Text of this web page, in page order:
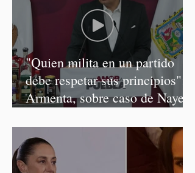
"Quien milita en un partido
debe respetar sus principios":
Armenta, sobre caso de Nayeli